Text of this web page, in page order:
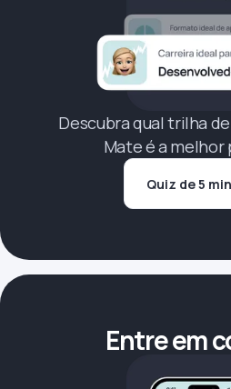
Descubra qual trilha
Mate é a melhor
Quiz de 5
Entre em